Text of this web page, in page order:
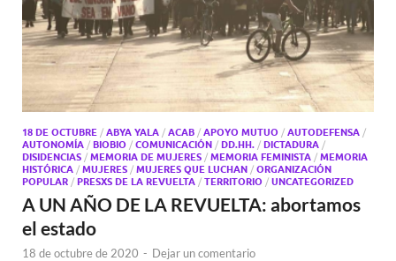
18 DE OCTUBRE / ABYA YALA / ACAB / APOYO MUTUO / AUTODEFENSA /
AUTONOMÍA / BIOBIO / COMUNICACIÓN / DD.HH. / DICTADURA /
DISIDENCIAS / MEMORIA DE MUJERES / MEMORIA FEMINISTA / MEMORIA
HISTÓRICA / MUJERES / MUJERES QUE LUCHAN / ORGANIZACIÓN
POPULAR / PRESXS DE LA REVUELTA / TERRITORIO / UNCATEGORIZED
A UN AÑO DE LA REVUELTA: abortamos
el estado
18 de octubre de 2020 - Dejar un comentario